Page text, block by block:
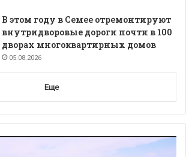
В этом году в Семее отремонтируют
внутридворовые дороги почти в 100
дворах многоквартирных домов
05.08.2026
Еще